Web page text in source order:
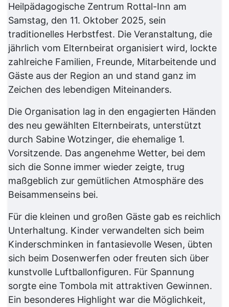
Heilpädagogische Zentrum Rottal-Inn am
Samstag, den 11. Oktober 2025, sein
traditionelles Herbstfest. Die Veranstaltung, die
jährlich vom Elternbeirat organisiert wird, lockte
zahlreiche Familien, Freunde, Mitarbeitende und
Gäste aus der Region an und stand ganz im
Zeichen des lebendigen Miteinanders.
Die Organisation lag in den engagierten Händen
des neu gewählten Elternbeirats, unterstützt
durch Sabine Wotzinger, die ehemalige 1.
Vorsitzende. Das angenehme Wetter, bei dem
sich die Sonne immer wieder zeigte, trug
maßgeblich zur gemütlichen Atmosphäre des
Beisammenseins bei.
Für die kleinen und großen Gäste gab es reichlich
Unterhaltung. Kinder verwandelten sich beim
Kinderschminken in fantasievolle Wesen, übten
sich beim Dosenwerfen oder freuten sich über
kunstvolle Luftballonfiguren. Für Spannung
sorgte eine Tombola mit attraktiven Gewinnen.
Ein besonderes Highlight war die Möglichkeit,